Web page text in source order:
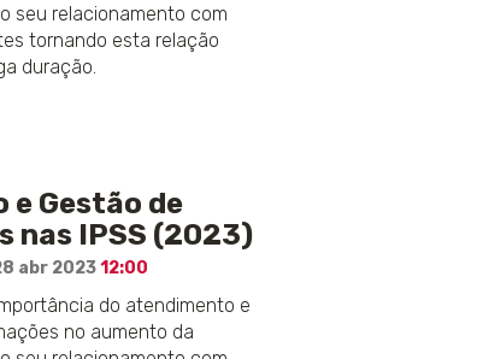
seu relacionamento com
tornando esta relação
duração.
Gestão de
nas IPSS (2023)
abr 202312:00
do atendimento e
no aumento da